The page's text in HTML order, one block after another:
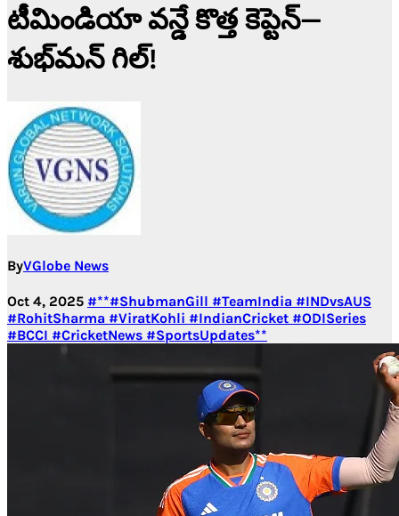
టీమిండియా వన్డే కొత్త కెప్టెన్—
శుభ్‌మన్ గిల్‌!
ByVGlobe News
Oct 4, 2025 #**#ShubmanGill #TeamIndia #INDvsAUS
#RohitSharma #ViratKohli #IndianCricket #ODISeries
#BCCI #CricketNews #SportsUpdates**